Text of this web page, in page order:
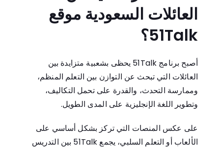
العائلات السعودية موقع
51Talk؟
أصبح برنامج 51Talk يحظى بشعبية متزايدة بين
العائلات التي تبحث عن التوازن بين التعلم المنظم،
وممارسة التحدث، والقدرة على تحمل التكاليف،
وتطوير اللغة الإنجليزية على المدى الطويل.
على عكس المنصات التي تركز بشكل أساسي على
الألعاب أو التعلم السلبي، يجمع 51Talk بين التدريس